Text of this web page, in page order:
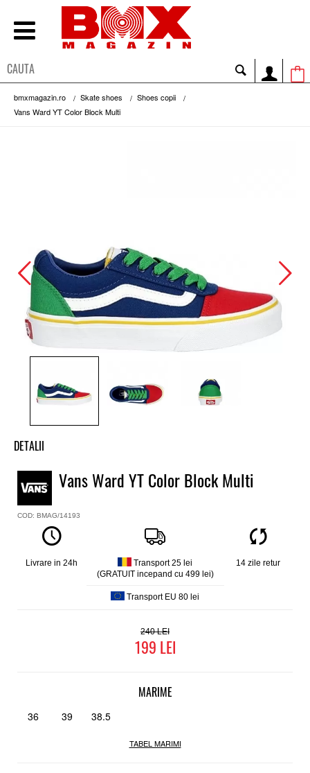
bmxmagazin.ro Skate shoes
Shoes copii
Vans Ward YT Color Block Multi
DETALII
Tenisi copii Vans
Model
Ward YT
Culoare
Multicolor
Material exterior
Textil
Vans Ward YT Color Block Multi
COD: BMAG/14193
Livrare in 24h
Transport 25 lei
(GRATUIT incepand cu 499 lei)
Transport EU 80 lei
14 zile retur
240
199
MARIME
36 39 38.5
TABEL MARIMI